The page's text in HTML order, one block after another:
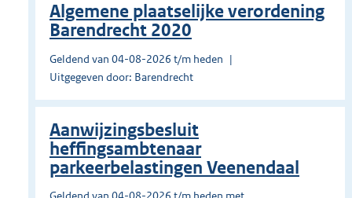
Algemene plaatselijke verordening
Barendrecht 2020
Geldend van 04-08-2026 t/m heden
Uitgegeven door: Barendrecht
Aanwijzingsbesluit
heffingsambtenaar
parkeerbelastingen Veenendaal